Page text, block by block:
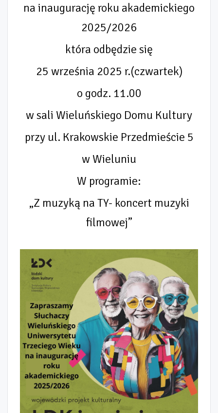
na inaugurację roku akademickiego
2025/2026
która odbędzie się
25 września 2025 r.(czwartek)
o godz. 11.00
w sali Wieluńskiego Domu Kultury
przy ul. Krakowskie Przedmieście 5
w Wieluniu
W programie:
„Z muzyką na TY- koncert muzyki
filmowej”